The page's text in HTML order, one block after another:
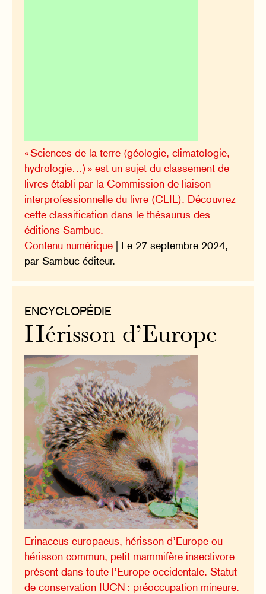
« Sciences de la terre (géologie, climatologie,
hydrologie…) » est un sujet du classement de
livres établi par la Commission de liaison
interprofessionnelle du livre (CLIL). Découvrez
cette classification dans le thésaurus des
éditions Sambuc.
Contenu numérique | Le 27 septembre 2024,
par Sambuc éditeur.
ENCYCLOPÉDIE
Hérisson d’Europe
Erinaceus europaeus, hérisson d’Europe ou
hérisson commun, petit mammifère insectivore
présent dans toute l’Europe occidentale. Statut
de conservation IUCN : préoccupation mineure.